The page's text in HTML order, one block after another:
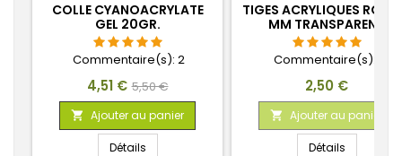
COLLE CYANOACRYLATE
GEL 20GR.
Commentaire(s): 2
Prix
4,51 € Prix
de
base
5,50 €
 Ajouter au panier
Détails
TIGES ACRYLIQUES
MM TRANSPARENT
Commentaire(s):
Prix
2,50 €
 Ajouter au panier
Détails